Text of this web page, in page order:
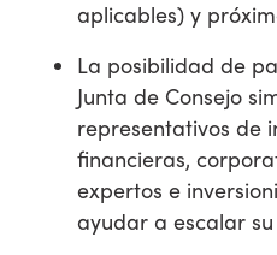
aplicables) y
La posibilidad de
Junta de Consejo
representativos de
financieras,
expertos e
ayudar a escalar